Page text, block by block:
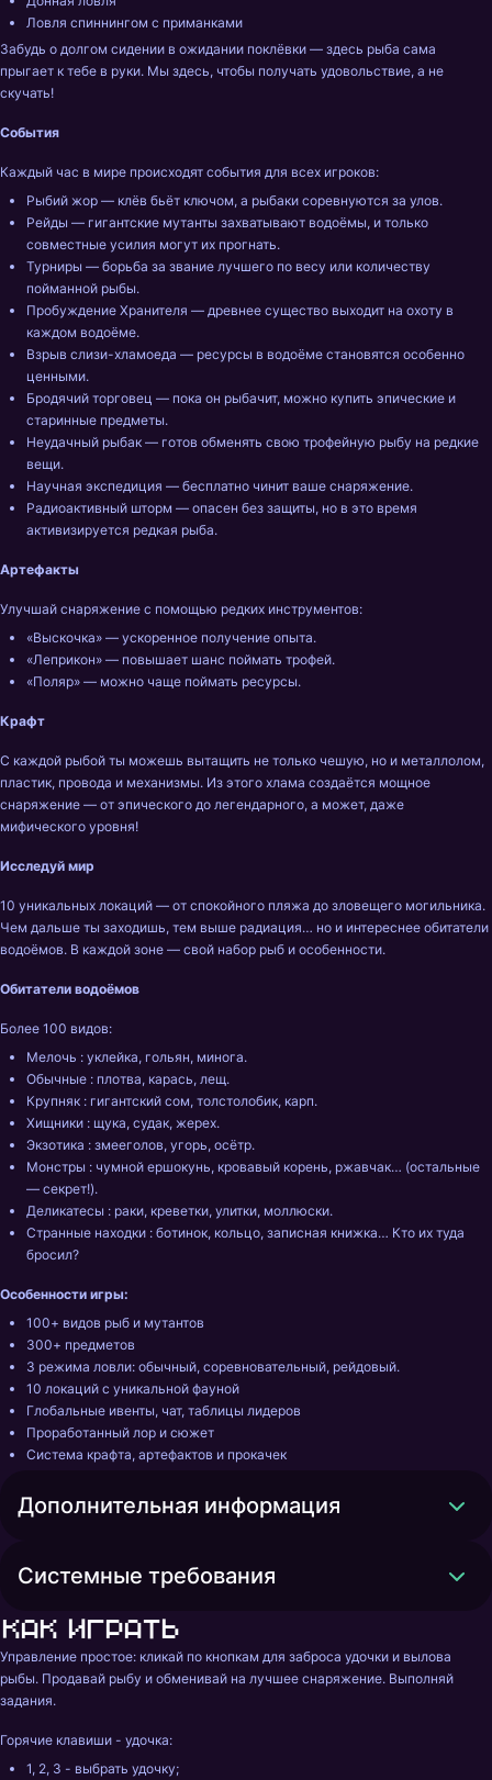
Ловля спиннингом с приманками
Забудь о долгом сидении в ожидании поклёвки — здесь рыба сама
прыгает к тебе в руки. Мы здесь, чтобы получать удовольствие, а не
скучать!
События
Каждый час в мире происходят события для всех игроков:
Рыбий жор — клёв бьёт ключом, а рыбаки соревнуются за улов.
Рейды — гигантские мутанты захватывают водоёмы, и только
совместные усилия могут их прогнать.
Турниры — борьба за звание лучшего по весу или количеству
пойманной рыбы.
Пробуждение Хранителя — древнее существо выходит на охоту в
каждом водоёме.
Взрыв слизи-хламоеда — ресурсы в водоёме становятся особенно
ценными.
Бродячий торговец — пока он рыбачит, можно купить эпические и
старинные предметы.
Неудачный рыбак — готов обменять свою трофейную рыбу на редкие
вещи.
Научная экспедиция — бесплатно чинит ваше снаряжение.
Радиоактивный шторм — опасен без защиты, но в это время
активизируется редкая рыба.
Артефакты
Улучшай снаряжение с помощью редких инструментов:
«Выскочка» — ускоренное получение опыта.
«Леприкон» — повышает шанс поймать трофей.
«Поляр» — можно чаще поймать ресурсы.
Крафт
С каждой рыбой ты можешь вытащить не только чешую, но и металлолом,
пластик, провода и механизмы. Из этого хлама создаётся мощное
снаряжение — от эпического до легендарного, а может, даже
мифического уровня!
Исследуй мир
10 уникальных локаций — от спокойного пляжа до зловещего могильника.
Чем дальше ты заходишь, тем выше радиация… но и интереснее обитатели
водоёмов. В каждой зоне — свой набор рыб и особенности.
Обитатели водоёмов
Более 100 видов:
Мелочь : уклейка, гольян, минога.
Обычные : плотва, карась, лещ.
Крупняк : гигантский сом, толстолобик, карп.
Хищники : щука, судак, жерех.
Экзотика : змееголов, угорь, осётр.
Монстры : чумной ершокунь, кровавый корень, ржавчак… (остальные
— секрет!).
Деликатесы : раки, креветки, улитки, моллюски.
Странные находки : ботинок, кольцо, записная книжка… Кто их туда
бросил?
Особенности игры:
100+ видов рыб и мутантов
300+ предметов
3 режима ловли: обычный, соревновательный, рейдовый.
10 локаций с уникальной фауной
Глобальные ивенты, чат, таблицы лидеров
Проработанный лор и сюжет
Система крафта, артефактов и прокачек
Дополнительная информация
Системные требования
Как играть
Управление простое: кликай по кнопкам для заброса удочки и вылова
рыбы. Продавай рыбу и обменивай на лучшее снаряжение. Выполняй
задания.
Горячие клавиши - удочка:
1, 2, 3 - выбрать удочку;